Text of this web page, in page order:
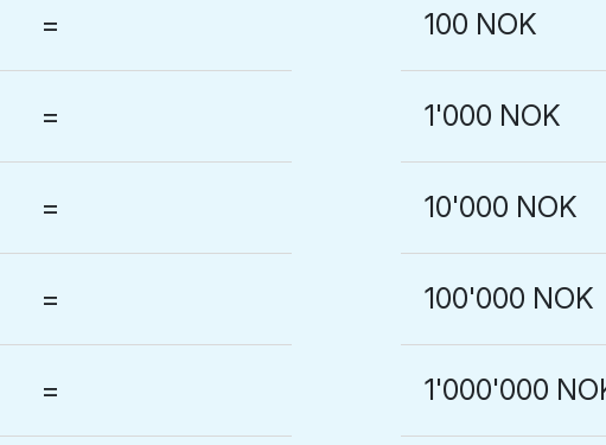
=
=
=
=
=
100 NOK
1'000 NOK
10'000 NOK
100'000 NOK
1'000'000